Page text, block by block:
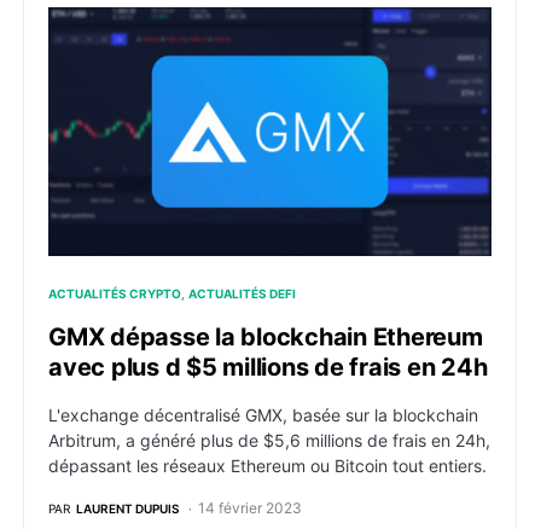
GMX dépasse la blockchain Ethereum avec plus d
ACTUALITÉS CRYPTO ACTUALITÉS DEFI
GMX dépasse la blockchain Ethereum
avec plus d $5 millions de frais en 24h
L'exchange décentralisé GMX, basée sur la blockchain
Arbitrum, a généré plus de $5,6 millions de frais en 24h,
dépassant les réseaux Ethereum ou Bitcoin tout entiers.
PAR LAURENT DUPUIS 14 février 2023